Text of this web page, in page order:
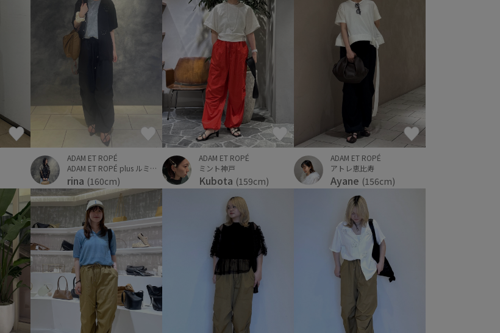
ADAM ET ROPÉ
ADAM ET ROPÉ plus ルミネ立川店
rina (160cm)
ADAM ET ROPÉ
ミント神戸
Kubota (159cm)
ADAM ET ROPÉ
アトレ恵比寿
Ayane (156cm)